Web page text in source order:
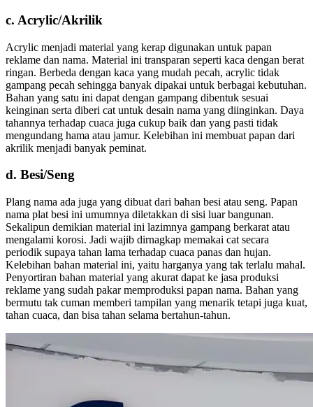
c. Acrylic/Akrilik
Acrylic menjadi material yang kerap digunakan untuk papan
reklame dan nama. Material ini transparan seperti kaca dengan berat
ringan. Berbeda dengan kaca yang mudah pecah, acrylic tidak
gampang pecah sehingga banyak dipakai untuk berbagai kebutuhan.
Bahan yang satu ini dapat dengan gampang dibentuk sesuai
keinginan serta diberi cat untuk desain nama yang diinginkan. Daya
tahannya terhadap cuaca juga cukup baik dan yang pasti tidak
mengundang hama atau jamur. Kelebihan ini membuat papan dari
akrilik menjadi banyak peminat.
d. Besi/Seng
Plang nama ada juga yang dibuat dari bahan besi atau seng. Papan
nama plat besi ini umumnya diletakkan di sisi luar bangunan.
Sekalipun demikian material ini lazimnya gampang berkarat atau
mengalami korosi. Jadi wajib dirnagkap memakai cat secara
periodik supaya tahan lama terhadap cuaca panas dan hujan.
Kelebihan bahan material ini, yaitu harganya yang tak terlalu mahal.
Penyortiran bahan material yang akurat dapat ke jasa produksi
reklame yang sudah pakar memproduksi papan nama. Bahan yang
bermutu tak cuman memberi tampilan yang menarik tetapi juga kuat,
tahan cuaca, dan bisa tahan selama bertahun-tahun.